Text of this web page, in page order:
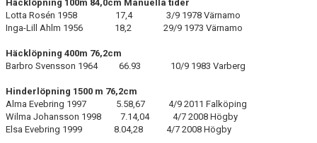
Häcklöpning 100m 84,0cm Manuella tider
Lotta Rosén 1958 17,4 3/9 1978 Värnamo
Inga-Lill Ahlm 1956 18,2 29/9 1973 Värnamo
Häcklöpning 400m 76,2cm
Barbro Svensson 1964 66.93 10/9 1983 Varberg
Hinderlöpning 1500 m 76,2cm
Alma Evebring 1997 5.58,67 4/9 2011 Falköping
Wilma Johansson 1998 7.14,04 4/7 2008 Högby
Elsa Evebring 1999 8.04,28 4/7 2008 Högby